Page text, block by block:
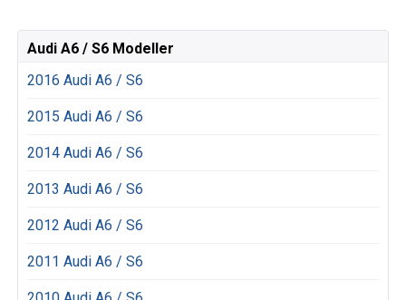
Audi A6 / S6 Modeller
2016 Audi A6 / S6
2015 Audi A6 / S6
2014 Audi A6 / S6
2013 Audi A6 / S6
2012 Audi A6 / S6
2011 Audi A6 / S6